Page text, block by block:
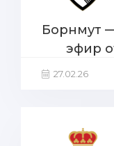
Борнмут
эфир
27.02.26